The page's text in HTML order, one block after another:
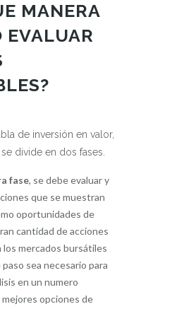
MANERA
EVALUAR
de inversión en valor,
divide en dos fases.
fase, se debe evaluar y
que se muestran
oportunidades de
cantidad de acciones
los mercados bursátiles
sea necesario para
en un numero
opciones de